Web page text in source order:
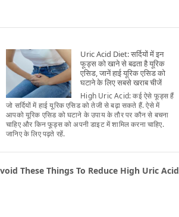
Uric Acid Diet: सर्दियों में इन
फूड्स को खाने से बढता है यूरिक
एसिड, जानें हाई यूरिक एसिड को
घटाने के लिए सबसे खराब चीजें
High Uric Acid: कई ऐसे फूड्स हैं
जो सर्दियों में हाई यूरिक एसिड को तेजी से बढ़ा सकते हैं. ऐसे में
आपको यूरिक एसिड को घटाने के उपाय के तौर पर कौन से बचना
चाहिए और किन फूड्स को अपनी डाइट में शामिल करना चाहिए.
जानिए के लिए पढ़ते रहें.
Avoid These Things To Reduce High Uric Acid